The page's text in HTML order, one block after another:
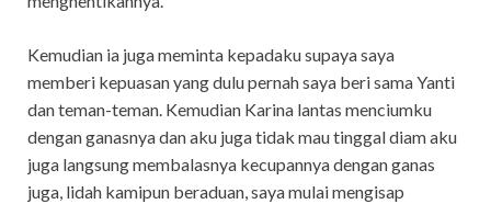
Kemudian ia juga meminta kepadaku supaya saya
memberi kepuasan yang dulu pernah saya beri sama Yanti
dan teman-teman. Kemudian Karina lantas menciumku
dengan ganasnya dan aku juga tidak mau tinggal diam aku
juga langsung membalasnya kecupannya dengan ganas
juga, lidah kamipun beraduan, saya mulai mengisap